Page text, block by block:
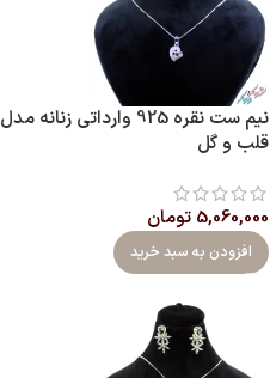
نیم ست نقره 925 وارداتی زنانه مدل
قلب و گل
5,060,000 تومان
افزودن به سبد خرید